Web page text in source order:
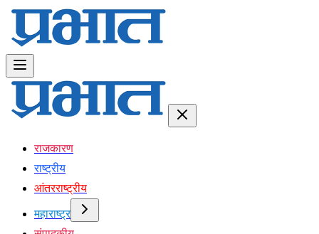
राजकारण
राष्ट्रीय
आंतरराष्ट्रीय
महाराष्ट्र